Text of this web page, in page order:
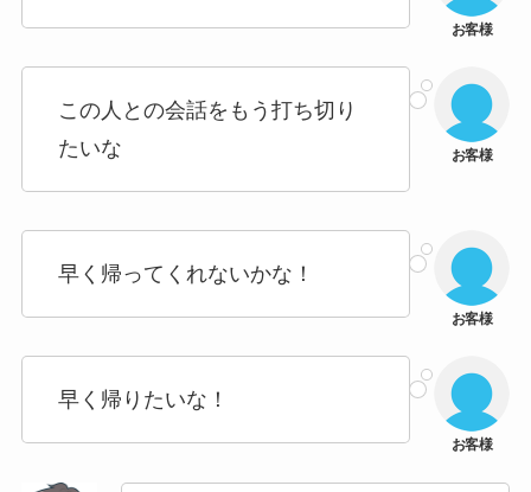
この人との会話をもう打ち切り
たいな
早く帰ってくれないかな！
早く帰りたいな！